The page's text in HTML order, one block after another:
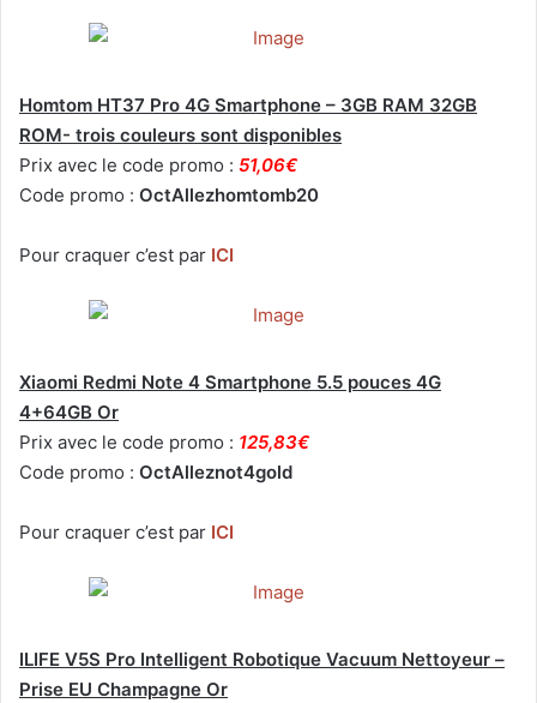
Homtom HT37 Pro 4G Smartphone – 3GB RAM 32GB
ROM- trois couleurs sont disponibles
Prix avec le code promo : 51,06€
Code promo : OctAllezhomtomb20
Pour craquer c’est par ICI
Xiaomi Redmi Note 4 Smartphone 5.5 pouces 4G
4+64GB Or
Prix avec le code promo : 125,83€
Code promo : OctAlleznot4gold
Pour craquer c’est par ICI
ILIFE V5S Pro Intelligent Robotique Vacuum Nettoyeur –
Prise EU Champagne Or